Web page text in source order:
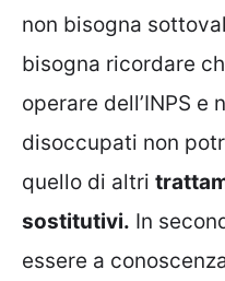
non bisogna
bisogna ricordare
operare dell’INPS e
disoccupati non
quello di altri
sostitutivi. In
essere a